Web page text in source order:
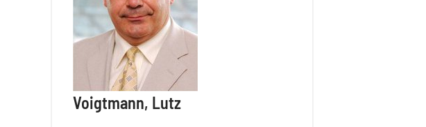
Voigtmann, Lutz